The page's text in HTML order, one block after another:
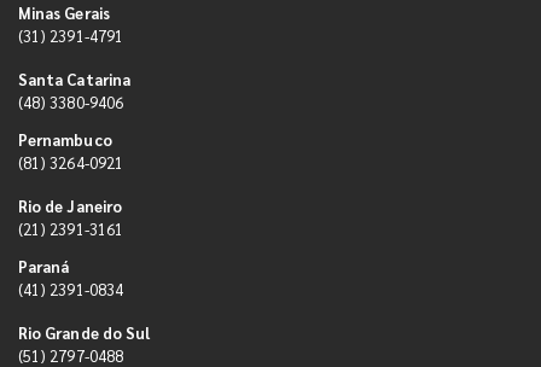
Minas Gerais
(31) 2391-4791
Santa Catarina
(48) 3380-9406
Pernambuco
(81) 3264-0921
Rio de Janeiro
(21) 2391-3161
Paraná
(41) 2391-0834
Rio Grande do Sul
(51) 2797-0488